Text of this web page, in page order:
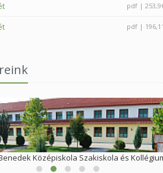
pdf |
pdf |
Középiskola Szakiskola és